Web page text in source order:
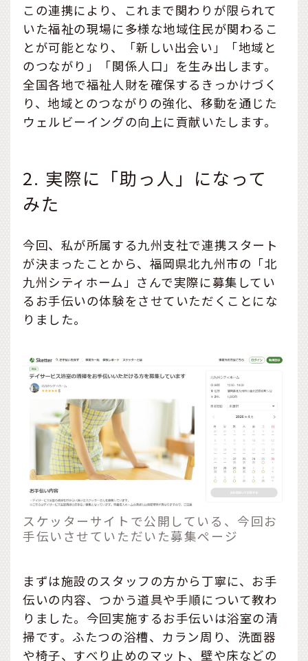
この連携により、これまで関わりが限られて
いた福祉の現場に多様な地域住民が関わるこ
とが可能となり、「新しい出会い」「地域と
のつながり」「関係人口」を生み出します。
全国各地で福祉人財を確保するきっかけづく
り、地域とのつながりの強化、移動を通じた
ウェルビーイングの向上に貢献いたします。
2. 実際に「助っ人」になって
みた
今回、私が所属する九州支社で連携スタート
が決まったことから、福岡県北九州市の「北
九州シティホーム」さんで実際に募集してい
るお手伝いの体験をさせていただくことにな
りました。
スケッターサイトで公開している、今回お
手伝いさせていただいた募集ページ
まずは施設のスタッフの方から丁寧に、お手
伝いの内容、つかう道具や手順について教わ
りました。今回実施するお手伝いは浴室の清
掃です。ふたつの浴槽、カラン周り、洗面器
や椅子、すべり止めのマット、壁や床などの